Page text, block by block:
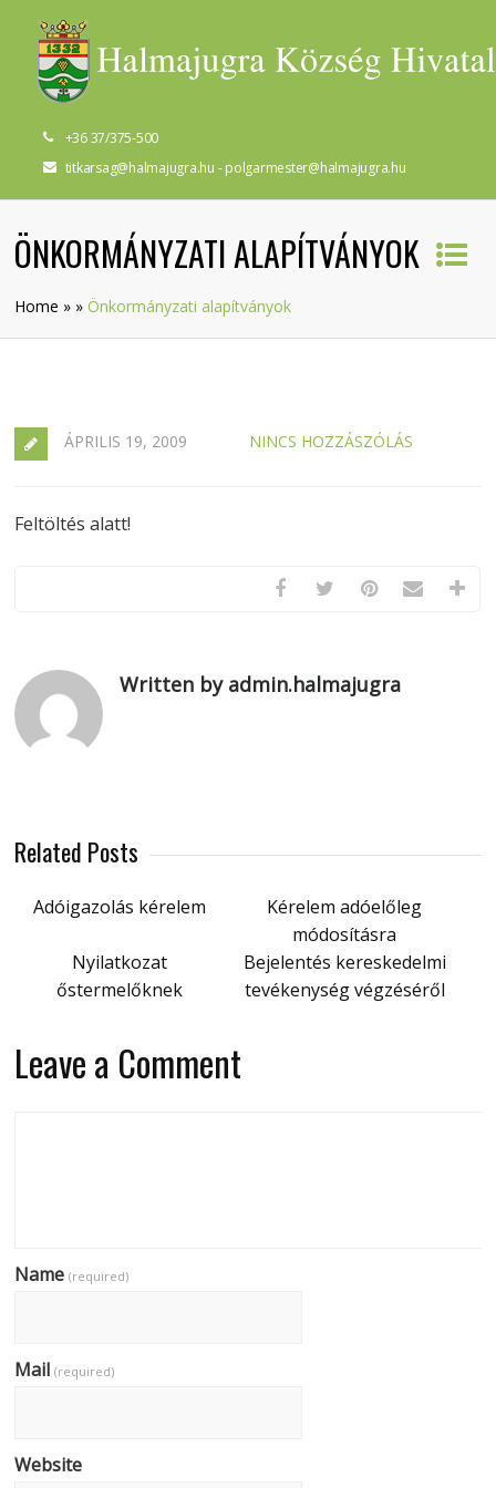
+36 37/375-500
titkarsag@halmajugra.hu - polgarmester@halmajugra.hu
ÖNKORMÁNYZATI ALAPÍTVÁNYOK
Home » » Önkormányzati alapítványok
ÁPRILIS 19, 2009 NINCS HOZZÁSZÓLÁS
Feltöltés alatt!
Written by admin.halmajugra
Related Posts
Adóigazolás kérelem
Kérelem adóelőleg
módosításra
Nyilatkozat
őstermelőknek
Bejelentés kereskedelmi
tevékenység végzéséről
Leave a Comment
Name(required)
Mail(required)
Website